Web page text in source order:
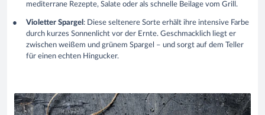
mediterrane Rezepte, Salate oder als schnelle Beilage vom Grill.
Violetter Spargel : Diese seltenere Sorte erhält ihre intensive Farbe
durch kurzes Sonnenlicht vor der Ernte. Geschmacklich liegt er
zwischen weißem und grünem Spargel – und sorgt auf dem Teller
für einen echten Hingucker.